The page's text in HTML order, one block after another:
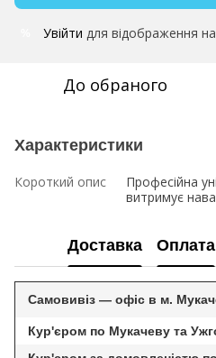
Увійти для відображення
До обраного
Характеристики
Короткий опис
Професійна
витримує
Доставка Оплата
Самовивіз — офіс в м.
Кур'єром по Мукачеву та